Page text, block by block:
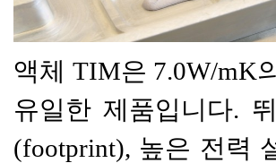
액체 TIM은 7.0W/mK
유일한 제품입니다.
(footprint), 높은 전력